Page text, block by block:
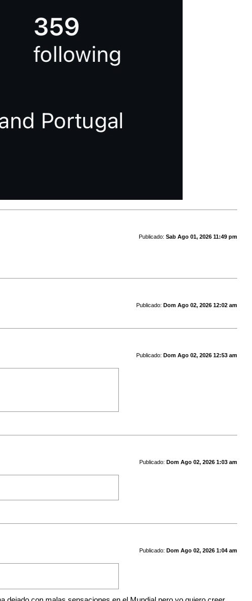
Publicado: Sab Ago 01, 2026 11:49 pm
Publicado: Dom Ago 02, 2026 12:02 am
Publicado: Dom Ago 02, 2026 12:53 am
Publicado: Dom Ago 02, 2026 1:03 am
Publicado: Dom Ago 02, 2026 1:04 am